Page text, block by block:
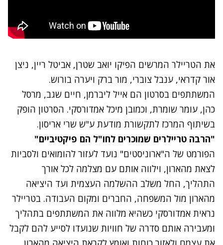
את הטריילר המרשים הפיקו יואב שטרן, אביטל ריין, ניצן
אור קדראי, ענבל צוברי, מור ברק ויערה בורוש.
המשתתפים בסרטון הם אייל ליברמן, חיים שגב, מרסל
כהן, עומר שומרת, וכמובן מיכל אמדורסקי. הסרטון הופק
בשיתוף המרכז לתקשורת מודעת ע"ש שרי אריסון.
"הרבה טריילרים שמוכרים לחו"ל הם פיקטיביים"
הפורמט של ה"ארוניסטים" נועד לעזור להומואים ולסביות
לצאת מהארון, וילווה אותם עם מצלמה לכל אורך
התהליך, החל משלב ההשלמה העצמית ועד היציאה
מהארון מול המשפחה, החברים ומקום העבודה. בטריילר
נראית אמדורסקי כשהיא מלווה את המשתתפים בתהליך
ומעבירה אותם סדרה של חוויות שנועדו לסייע להם לקבל